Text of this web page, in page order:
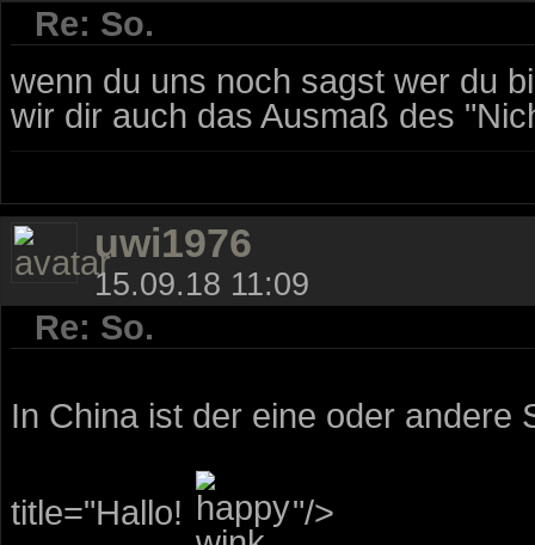
Re: So.
wenn du uns noch sagst wer du
wir dir auch das Ausmaß des
uwi1976
15.09.18 11:09
Re: So.
In China ist der eine oder andere
title="Hallo! "/>